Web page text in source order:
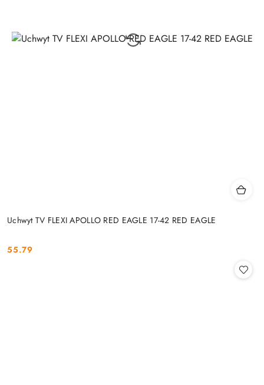
Uchwyt TV FLEXI APOLLO RED EAGLE 17-42 RED EAGLE
Cena:
55.79